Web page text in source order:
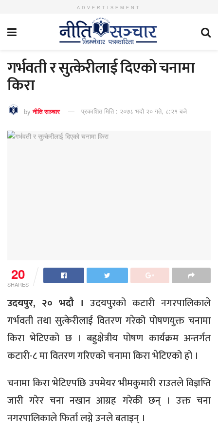
ADVERTISEMENT
गर्भवती र सुत्केरीलाई दिएको चनामा
किरा
by नीति सञ्चार प्रकाशित मिति : २०७८ भदौ २० गते, ८:२१ बजे
20
SHARES
उदयपुर, २० भदौ । उदयपुरको कटारी नगरपालिकाले
गर्भवती तथा सुत्केरीलाई वितरण गरेको पोषणयुक्त चनामा
किरा भेटिएको छ । बहुक्षेत्रीय पोषण कार्यक्रम अन्तर्गत
कटारी-८ मा वितरण गरिएको चनामा किरा भेटिएको हो ।
चनामा किरा भेटिएपछि उपमेयर भीमकुमारी राउतले विज्ञप्ति
जारी गरेर चना नखान आग्रह गरेकी छन् । उक्त चना
नगरपालिकाले फिर्ता लग्ने उनले बताइन् ।